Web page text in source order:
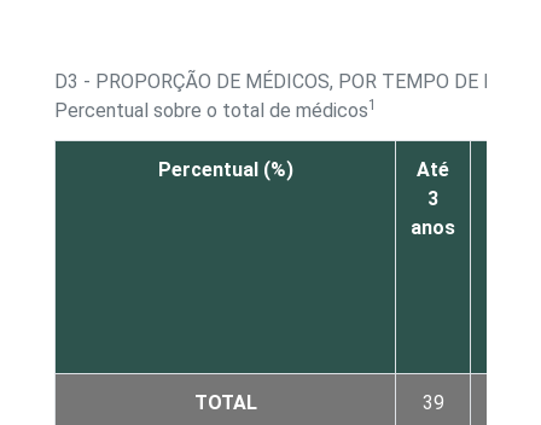
D3 - PROPORÇÃO DE MÉDICOS, POR TEMPO DE
Percentual sobre o total de médicos1
Percentual (%)
Até
3
anos
TOTAL 39